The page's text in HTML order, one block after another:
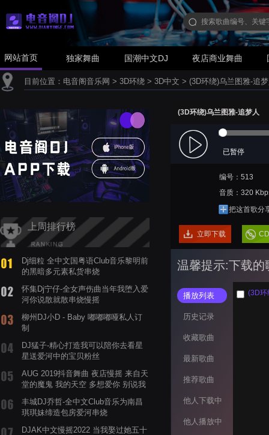
网站首页 独家舞曲 国潮中文DJ 夜店商业舞曲
目前位置： 电音阁音乐网 > 3D环绕 > 3D中文 > (3D环绕)乌兰图雅-追
上周排行榜
Dj细粒 全中文国粤语Club音乐黎明前
的黑暗多元素私货串烧
怀集Dj宁仔-全女声伤曲当年我堕入爱
河你说散就散串烧慢摇
柳州DJ小D - Baby 嘟嘟嘟哑私人订
制
DJ猛子-精心打造我可以陪你去看星
星送爱河中的宝贝粉丝
AUG 2019抖音舞曲 夜店慢摇 来自天
堂的魔鬼 我的天空 多想爱你 别说我
丰城DJ乔哲-全中文Club音乐为南昌
琪琪妹缔造包房爱河串烧
DJAK中文慢摇2022 当我娶过她五十
(3D环绕)乌兰图雅-追梦人
已暂停
编号：513
音质：320
把这首歌分
立即下载
温馨提示:下载的
播放列表
历史记录
收藏歌曲
最新歌曲
推荐歌曲
他人下载中
他人播放中
(3D环